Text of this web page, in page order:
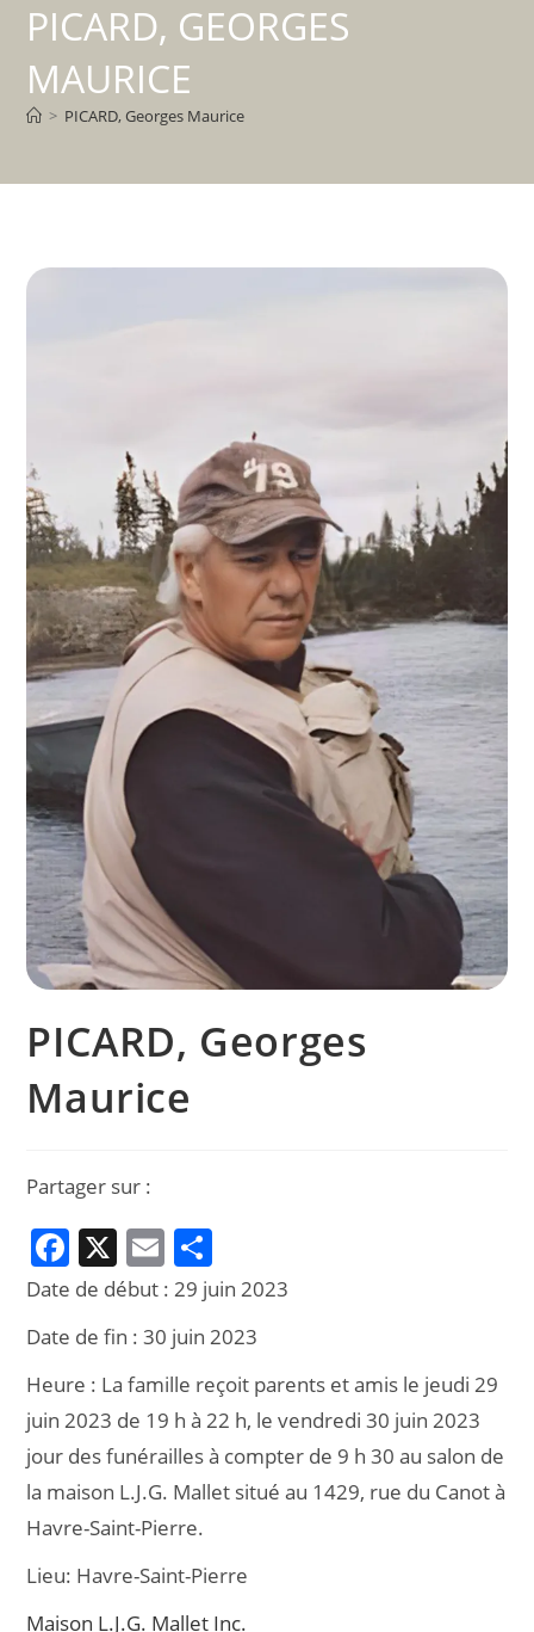
PICARD, GEORGES
MAURICE
> PICARD, Georges Maurice
PICARD, Georges
Maurice
Partager sur :
F
a
c
e
b
o
o
k
X E
m
ai
l
ar
ta
g
er
Date de début :29 juin 2023
Date de fin :30 juin 2023
Heure : La famille reçoit parents et amis le jeudi 29
juin 2023 de 19 h à 22 h, le vendredi 30 juin 2023
jour des funérailles à compter de 9 h 30 au salon de
la maison L.J.G. Mallet situé au 1429, rue du Canot à
Havre-Saint-Pierre.
Lieu: Havre-Saint-Pierre
Maison L.J.G. Mallet Inc.